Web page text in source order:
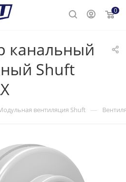
0
канальный
Shuft
вентиляция Shuft —